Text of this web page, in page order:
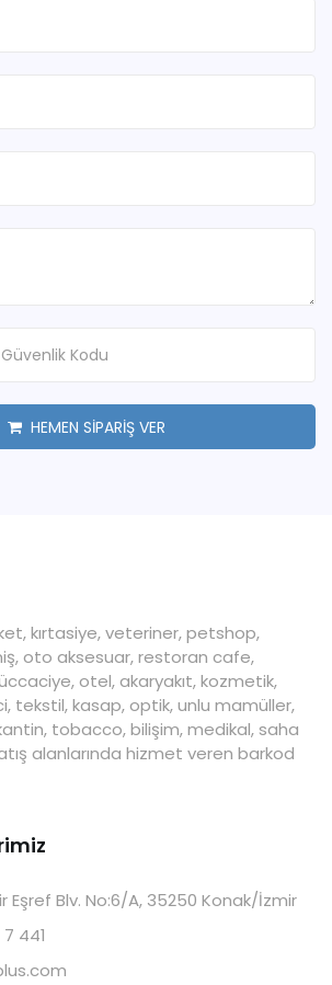
HEMEN SİPARİŞ VER
kırtasiye, veteriner, petshop,
oto aksesuar, restoran cafe,
otel, akaryakıt, kozmetik,
tekstil, kasap, optik, unlu mamüller,
tobacco, bilişim, medikal, saha
alanlarında hizmet veren barkod
Eşref Blv. No:6/A, 35250 Konak/İzmir
441